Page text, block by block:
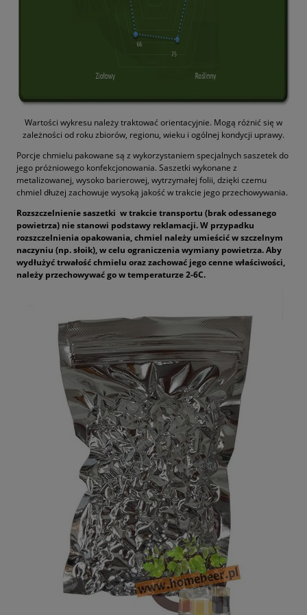
Wartości wykresu należy traktować orientacyjnie. Mogą różnić się w
zależności od roku zbiorów, regionu, wieku i ogólnej kondycji uprawy.
Porcje chmielu pakowane są z wykorzystaniem specjalnych saszetek do
jego próżniowego konfekcjonowania. Saszetki wykonane z
metalizowanej, wysoko barierowej, wytrzymałej folii, dzięki czemu
chmiel dłużej zachowuje wysoką jakość w trakcie jego przechowywania.
Rozszczelnienie saszetki w trakcie transportu (brak odessanego
powietrza) nie stanowi podstawy reklamacji. W przypadku
rozszczelnienia opakowania, chmiel należy umieścić w szczelnym
naczyniu (np. słoik), w celu ograniczenia wymiany powietrza. Aby
wydłużyć trwałość chmielu oraz zachować jego cenne właściwości,
należy przechowywać go w temperaturze 2-6C.